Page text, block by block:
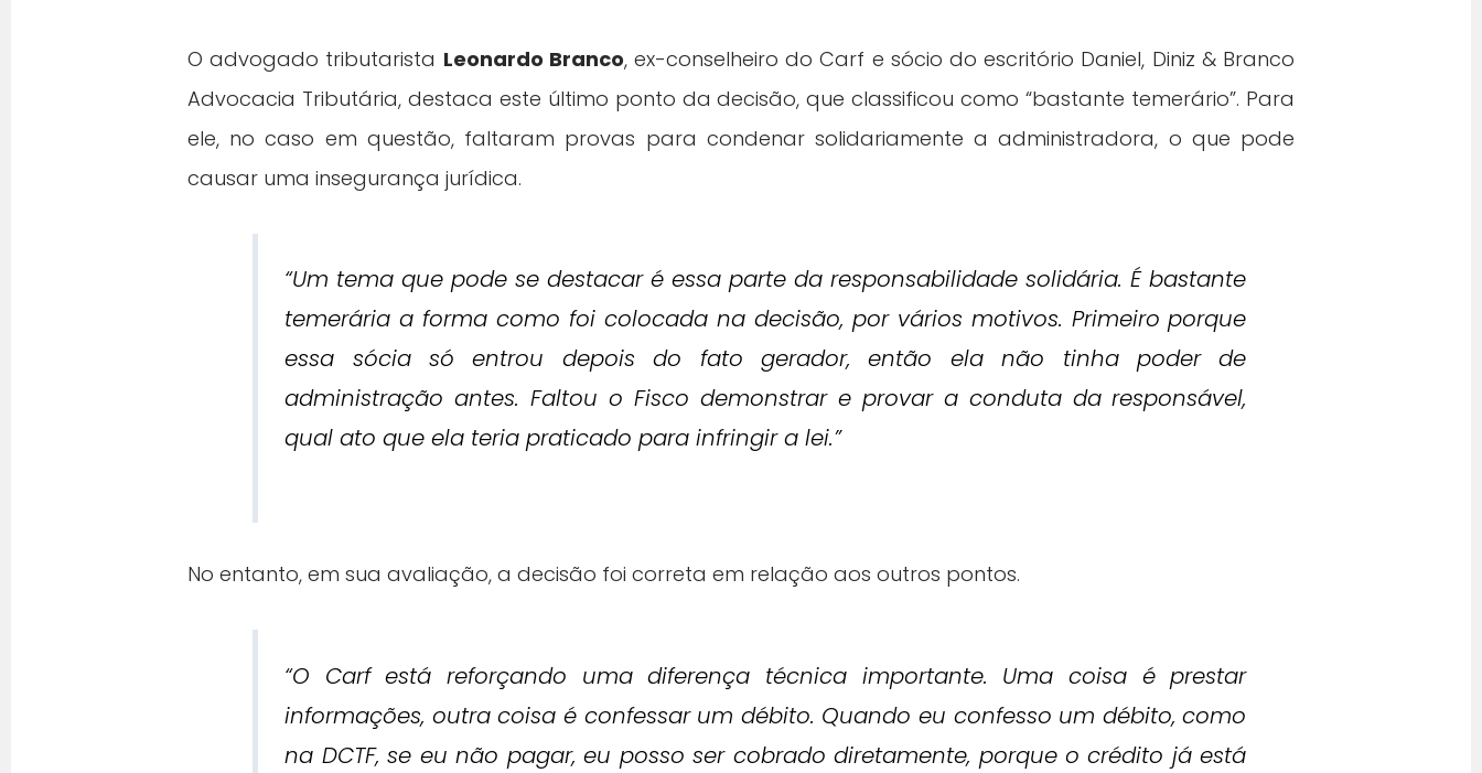
O advogado tributarista Leonardo Branco, ex-conselheiro do Carf e sócio do escritório Daniel, Diniz & Branco
Advocacia Tributária, destaca este último ponto da decisão, que classificou como “bastante temerário”. Para
ele, no caso em questão, faltaram provas para condenar solidariamente a administradora, o que pode
causar uma insegurança jurídica.
“Um tema que pode se destacar é essa parte da responsabilidade solidária. É bastante
temerária a forma como foi colocada na decisão, por vários motivos. Primeiro porque
essa sócia só entrou depois do fato gerador, então ela não tinha poder de
administração antes. Faltou o Fisco demonstrar e provar a conduta da responsável,
qual ato que ela teria praticado para infringir a lei.”
No entanto, em sua avaliação, a decisão foi correta em relação aos outros pontos.
“O Carf está reforçando uma diferença técnica importante. Uma coisa é prestar
informações, outra coisa é confessar um débito. Quando eu confesso um débito, como
na DCTF, se eu não pagar, eu posso ser cobrado diretamente, porque o crédito já está